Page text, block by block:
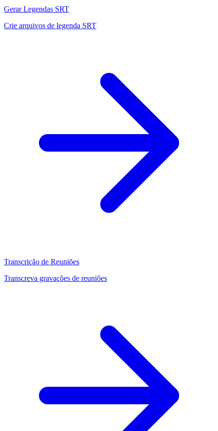
Gerar Legendas SRT
Crie arquivos de legenda SRT
Transcrição de Reuniões
Transcreva gravações de reuniões